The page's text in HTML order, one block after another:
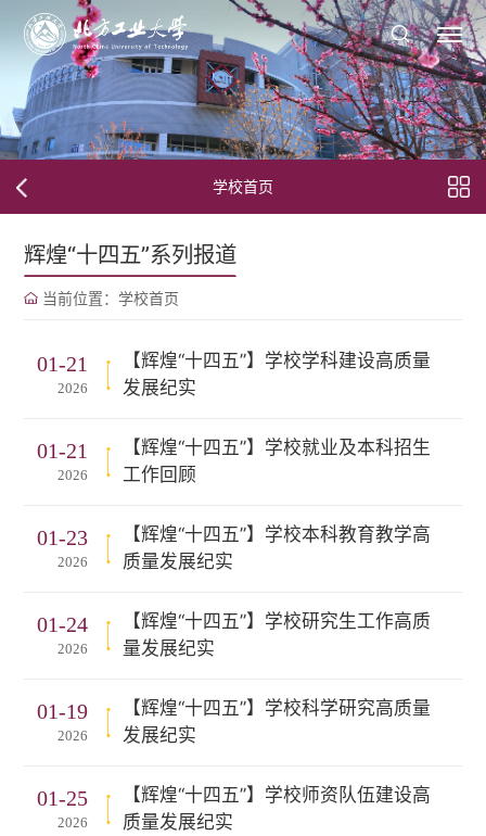
学校首页
辉煌“十四五”系列报道
当前位置： 学校首页
01-21
2026
【辉煌“十四五”】学校学科建设高质量
发展纪实
01-21
2026
【辉煌“十四五”】学校就业及本科招生
工作回顾
01-23
2026
【辉煌“十四五”】学校本科教育教学高
质量发展纪实
01-24
2026
【辉煌“十四五”】学校研究生工作高质
量发展纪实
01-19
2026
【辉煌“十四五”】学校科学研究高质量
发展纪实
01-25
2026
【辉煌“十四五”】学校师资队伍建设高
质量发展纪实